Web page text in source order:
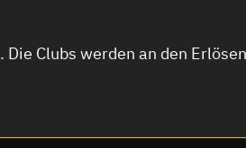
Clubs werden an den